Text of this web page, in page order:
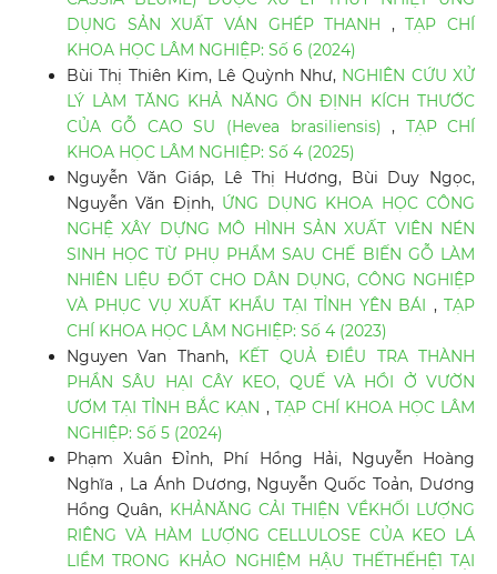
DỤNG SẢN XUẤT VÁN GHÉP THANH ,TẠP CHÍ
KHOA HỌC LÂM NGHIỆP: Số 6 (2024)
Bùi Thị Thiên Kim, Lê Quỳnh Như, NGHIÊN CỨU XỬ
LÝ LÀM TĂNG KHẢ NĂNG ỔN ĐỊNH KÍCH THƯỚC
CỦA GỖ CAO SU (Hevea brasiliensis), TẠP CHÍ
KHOA HỌC LÂM NGHIỆP: Số 4 (2025)
Nguyễn Văn Giáp, Lê Thị Hương, Bùi Duy Ngọc,
Nguyễn Văn Định, ỨNG DỤNG KHOA HỌC CÔNG
NGHỆ XÂY DỰNG MÔ HÌNH SẢN XUẤT VIÊN NÉN
SINH HỌC TỪ PHỤ PHẨM SAU CHẾ BIẾN GỖ LÀM
NHIÊN LIỆU ĐỐT CHO DÂN DỤNG, CÔNG NGHIỆP
VÀ PHỤC VỤ XUẤT KHẨU TẠI TỈNH YÊN BÁI ,TẠP
CHÍ KHOA HỌC LÂM NGHIỆP: Số 4 (2023)
Nguyen Van Thanh, KẾT QUẢ ĐIỀU TRA THÀNH
PHẦN SÂU HẠI CÂY KEO, QUẾ VÀ HỒI Ở VƯỜN
ƯƠM TẠI TỈNH BẮC KẠN , TẠP CHÍ KHOA HỌC LÂM
NGHIỆP: Số 5 (2024)
Phạm Xuân Đỉnh, Phí Hồng Hải, Nguyễn Hoàng
Nghĩa , La Ánh Dương, Nguyễn Quốc Toản, Dương
Hồng Quân, KHẢNĂNG CẢI THIỆN VỀKHỐI LƯỢNG
RIÊNG VÀ HÀM LƯỢNG CELLULOSE CỦA KEO LÁ
LIỀM TRONG KHẢO NGHIỆM HẬU THẾTHẾHỆ1 TẠI